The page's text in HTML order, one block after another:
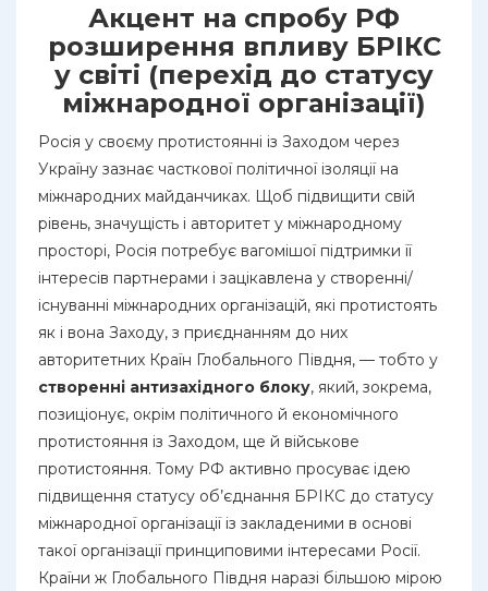
Акцент на спробу РФ
розширення впливу БРІКС
у світі (перехід до статусу
міжнародної організації)
Росія у своєму протистоянні із Заходом через
Україну зазнає часткової політичної ізоляції на
міжнародних майданчиках. Щоб підвищити свій
рівень, значущість і авторитет у міжнародному
просторі, Росія потребує вагомішої підтримки її
інтересів партнерами і зацікавлена у створенні/
існуванні міжнародних організацій, які протистоять
як і вона Заходу, з приєднанням до них
авторитетних Країн Глобального Півдня, — тобто у
створенні антизахідного блоку, який, зокрема,
позиціонує, окрім політичного й економічного
протистояння із Заходом, ще й військове
протистояння. Тому РФ активно просуває ідею
підвищення статусу об’єднання БРІКС до статусу
міжнародної організації із закладеними в основі
такої організації принциповими інтересами Росії.
Країни ж Глобального Півдня наразі більшою мірою